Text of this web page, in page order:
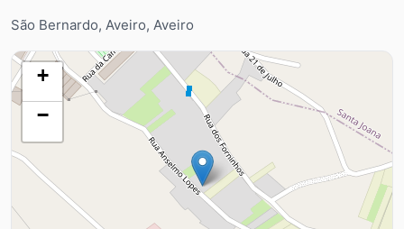
São Bernardo, Aveiro, Aveiro
+
−